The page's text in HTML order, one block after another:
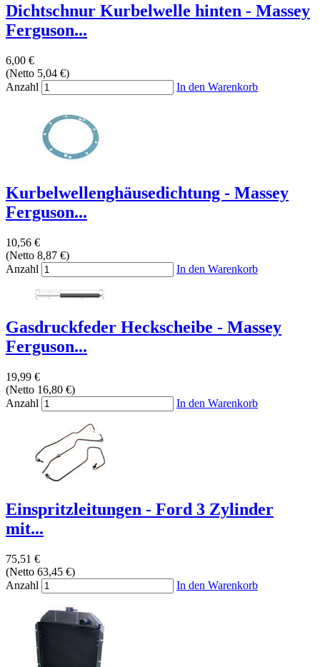
Dichtschnur Kurbelwelle hinten - Massey
Ferguson...
6,00 €
(Netto 5,04 €)
Anzahl
In den Warenkorb
Kurbelwellenghäusedichtung - Massey
Ferguson...
10,56 €
(Netto 8,87 €)
Anzahl
In den Warenkorb
Gasdruckfeder Heckscheibe - Massey
Ferguson...
19,99 €
(Netto 16,80 €)
Anzahl
In den Warenkorb
Einspritzleitungen - Ford 3 Zylinder
mit...
75,51 €
(Netto 63,45 €)
Anzahl
In den Warenkorb